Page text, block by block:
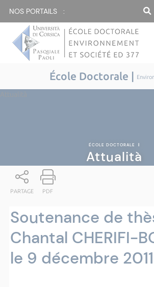
NOS PORTAILS :
École Doctorale |
ÉCOLE DOCTORALE |
Attualità
PARTAGE PDF
Soutenance de
Chantal CHERIFI-
le 9 décembre 2011